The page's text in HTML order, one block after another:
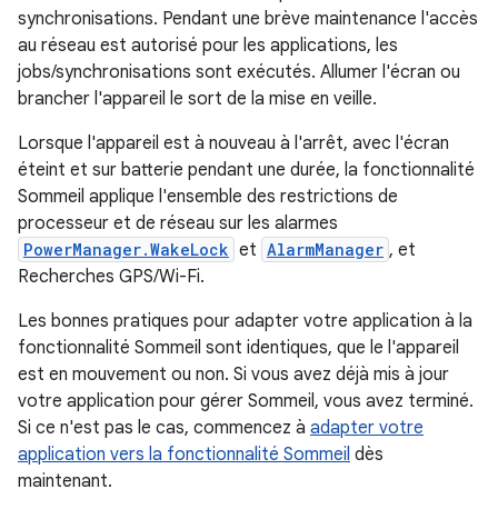
synchronisations. Pendant une brève maintenance l'accès
au réseau est autorisé pour les applications, les
jobs/synchronisations sont exécutés. Allumer l'écran ou
brancher l'appareil le sort de la mise en veille.
Lorsque l'appareil est à nouveau à l'arrêt, avec l'écran
éteint et sur batterie pendant une durée, la fonctionnalité
Sommeil applique l'ensemble des restrictions de
processeur et de réseau sur les alarmes
PowerManager.WakeLock et AlarmManager , et
Recherches GPS/Wi-Fi.
Les bonnes pratiques pour adapter votre application à la
fonctionnalité Sommeil sont identiques, que le l'appareil
est en mouvement ou non. Si vous avez déjà mis à jour
votre application pour gérer Sommeil, vous avez terminé.
Si ce n'est pas le cas, commencez à adapter votre
application vers la fonctionnalité Sommeil dès
maintenant.